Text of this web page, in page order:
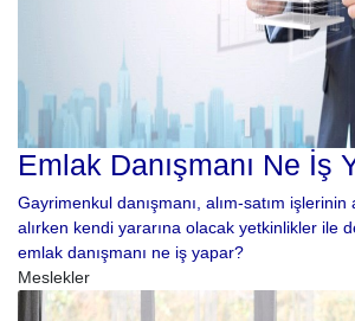
Emlak Danışmanı Ne İş
Gayrimenkul danışmanı, alım-satım
alırken kendi yararına olacak yetkinlikler ile
emlak danışmanı ne iş yapar?
Meslekler